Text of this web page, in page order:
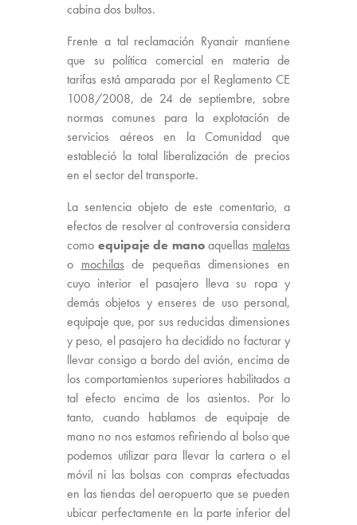
cabina dos bultos.
Frente a tal reclamación Ryanair mantiene
que su política comercial en materia de
tarifas está amparada por el Reglamento CE
1008/2008, de 24 de septiembre, sobre
normas comunes para la explotación de
servicios aéreos en la Comunidad que
estableció la total liberalización de precios
en el sector del transporte.
La sentencia objeto de este comentario, a
efectos de resolver al controversia considera
como equipaje de manoaquellas maletas
o mochilas de pequeñas dimensiones en
cuyo interior el pasajero lleva su ropa y
demás objetos y enseres de uso personal,
equipaje que, por sus reducidas dimensiones
y peso, el pasajero ha decidido no facturar y
llevar consigo a bordo del avión, encima de
los comportamientos superiores habilitados a
tal efecto encima de los asientos. Por lo
tanto, cuando hablamos de equipaje de
mano no nos estamos refiriendo al bolso que
podemos utilizar para llevar la cartera o el
móvil ni las bolsas con compras efectuadas
en las tiendas del aeropuerto que se pueden
ubicar perfectamente en la parte inferior del